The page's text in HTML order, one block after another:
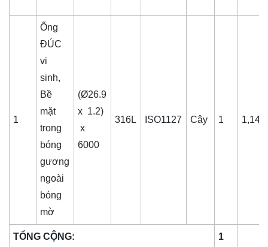
1
Ống
ĐÚC
vi
sinh,
Bề
mặt
trong
bóng
gương
ngoài
bóng
mờ
(Ø26.9
x 1.2)
x
6000
316L ISO1127 Cây 1
TỔNG CỘNG: 1